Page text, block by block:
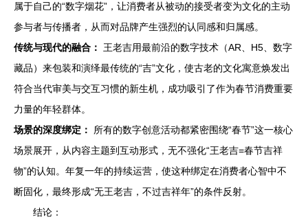
属于自己的“数字烟花”，让消费者从被动的接受者变为文化的主动
参与者与传播者，从而对品牌产生强烈的认同感和归属感。
传统与现代的融合：
王老吉用最前沿的数字技术（AR、H5、数字
藏品）来包装和演绎最传统的“吉”文化，使古老的文化寓意焕发出
符合当代审美与交互习惯的新生机，成功吸引了作为春节消费重要
力量的年轻群体。
场景的深度绑定：
所有的数字创意活动都紧密围绕“春节”这一核心
场景展开，从内容主题到互动形式，无不强化“王老吉=春节吉祥
物”的认知。年复一年的持续运营，使这种绑定在消费者心智中不
断固化，最终形成“无王老吉，不过吉祥年”的条件反射。
结论：